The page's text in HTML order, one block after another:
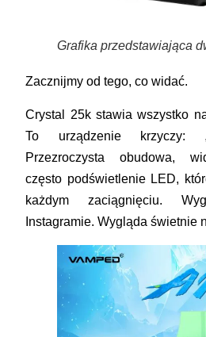
Grafika przedstawiająca
Zacznijmy od tego, co widać.
Crystal 25kstawia wszystko
To urządzenie krzyczy:
Przezroczysta obudowa,
często podświetlenie LED,
każdym zaciągnięciu.
Instagramie. Wygląda świetnie